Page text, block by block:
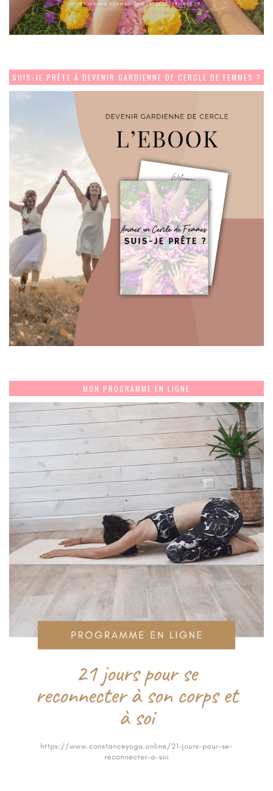
SUIS-JE PRÊTE À DEVENIR GARDIENNE DE CERCLE DE FEMMES ?
MON PROGRAMME EN LIGNE